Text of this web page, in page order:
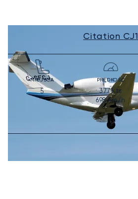
Citation CJ1
MIEJSCA
5
PRĘDKOŚĆ
377kts
698km/h